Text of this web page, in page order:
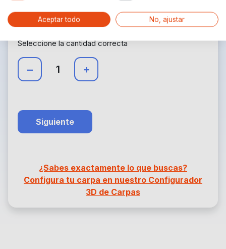
Cantidad
Seleccione la cantidad correcta
– +
Siguiente
¿Sabes exactamente lo que buscas?
Configura tu carpa en nuestro Configurador
3D de Carpas
Aceptar todo No, ajustar